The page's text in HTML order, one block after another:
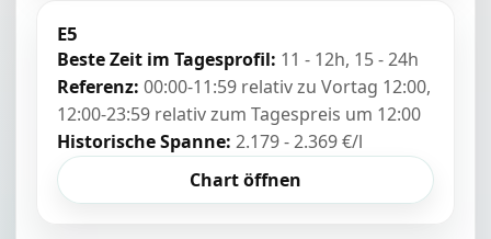
E5
Beste Zeit im Tagesprofil: 11 - 12h, 15 - 24h
Referenz: 00:00-11:59 relativ zu Vortag 12:00,
12:00-23:59 relativ zum Tagespreis um 12:00
Historische Spanne: 2.179 - 2.369 €/l
Chart öffnen